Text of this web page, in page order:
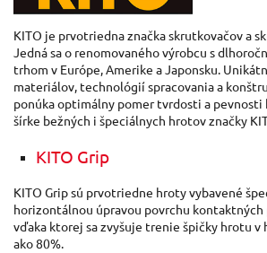
KITO je prvotriednaznačkaskrutkovačova
Jednásao renomovanéhovýrobcu s
trhom v Európe,Amerike aJaponsku.
materiálov, technológiíspracovaniaa
ponúkaoptimálny pomer tvrdosti a pevnosti
šírke bežných i špeciálnych hrotovznačky
KITO Grip
KITO Gripsú prvotriedne hrotyvybavené
horizontálnou úpravou povrchu kontaktných
vďaka ktorej sazvyšuje trenie špičky hrotu v
ako 80%.